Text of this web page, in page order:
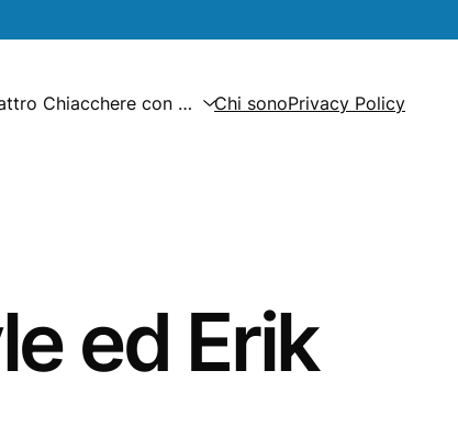
Chiacchere con … Chi sonoPrivacy Policy
ed Erik